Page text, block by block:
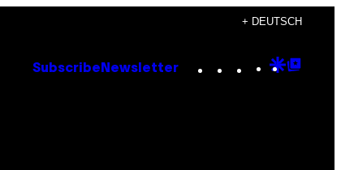
+ DEUTSCH
Subscribe Newsletter Instagram
TikTok
YouTube
Google